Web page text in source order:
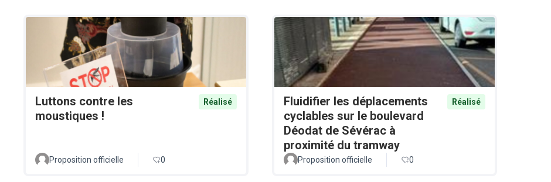
Luttons contre les
moustiques !
Réalisé
Proposition officielle 0
Fluidifier les déplacements
cyclables sur le boulevard
Déodat de Sévérac à
proximité du tramway
Réalisé
Proposition officielle 0